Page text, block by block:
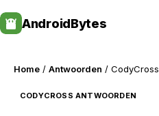
to
content
AndroidBytes
Home / Antwoorden / CodyCross
CODYCROSS ANTWOORDEN